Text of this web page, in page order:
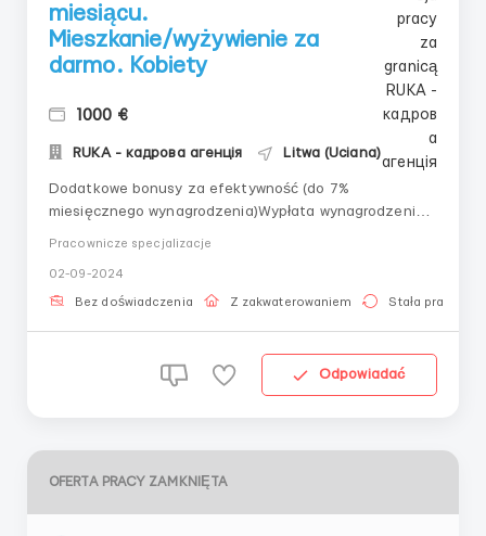
miesiącu.
Mieszkanie/wyżywienie za
darmo. Kobiety
1000 €
RUKA - кадрова агенція Litwa (Uciana)
Dodatkowe bonusy za efektywność (do 7%
miesięcznego wynagrodzenia)Wypłata wynagrodzenia 2
kontenery z produktami 📦Dział kiełbas: wieszanie
kiełbas na metalowych prętach i umieszczanie ich na
Pracownicze specjalizacje
02-09-2024
Bez doświadczenia Z zakwaterowaniem Stała praca
Odpowiadać
OFERTA PRACY ZAMKNIĘTA